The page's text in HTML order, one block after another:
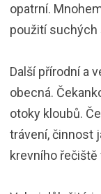
opatrní.
použití suchých
Další přírodní a
obecná.
otoky kloubů.
trávení, činnost
krevního